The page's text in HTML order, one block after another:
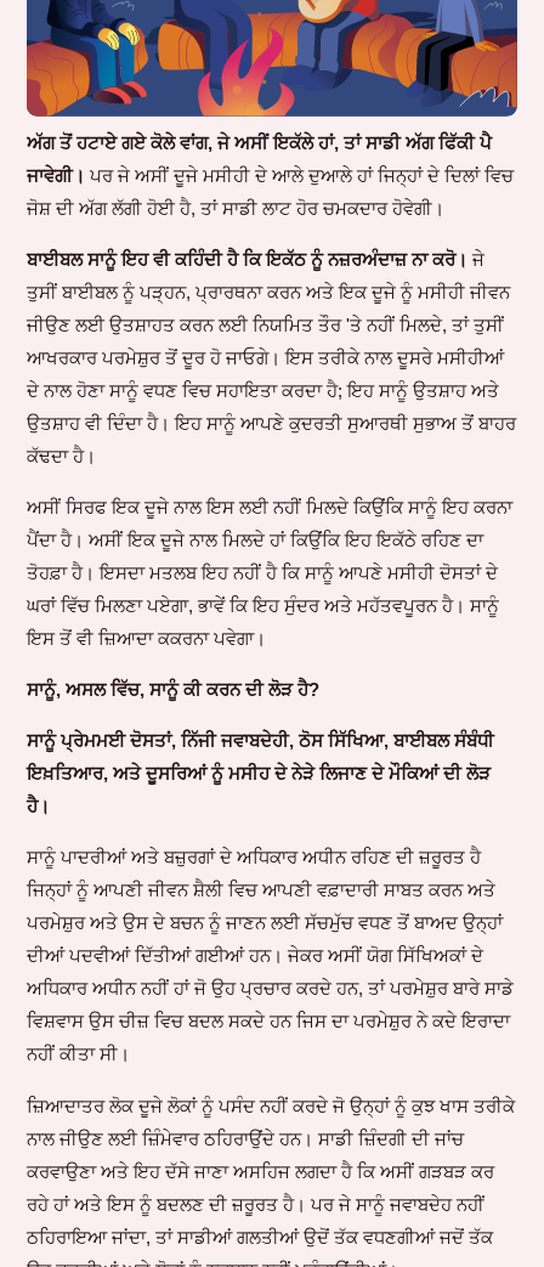
ਅੱਗ ਤੋਂ ਹਟਾਏ ਗਏ ਕੋਲੇ ਵਾਂਗ, ਜੇ ਅਸੀਂ ਇਕੱਲੇ ਹਾਂ, ਤਾਂ ਸਾਡੀ ਅੱਗ ਫਿੱਕੀ ਪੈ
ਜਾਵੇਗੀ।ਪਰ ਜੇ ਅਸੀਂ ਦੂਜੇ ਮਸੀਹੀ ਦੇ ਆਲੇ ਦੁਆਲੇ ਹਾਂ ਜਿਨ੍ਹਾਂ ਦੇ ਦਿਲਾਂ ਵਿਚ
ਜੋਸ਼ ਦੀ ਅੱਗ ਲੱਗੀ ਹੋਈ ਹੈ, ਤਾਂ ਸਾਡੀ ਲਾਟ ਹੋਰ ਚਮਕਦਾਰ ਹੋਵੇਗੀ।
ਬਾਈਬਲ ਸਾਨੂੰ ਇਹ ਵੀ ਕਹਿੰਦੀ ਹੈ ਕਿ ਇਕੱਠ ਨੂੰ ਨਜ਼ਰਅੰਦਾਜ਼ ਨਾ ਕਰੋ। ਜੇ
ਤੁਸੀਂ ਬਾਈਬਲ ਨੂੰ ਪੜ੍ਹਨ, ਪ੍ਰਾਰਥਨਾ ਕਰਨ ਅਤੇ ਇਕ ਦੂਜੇ ਨੂੰ ਮਸੀਹੀ ਜੀਵਨ
ਜੀਉਣ ਲਈ ਉਤਸ਼ਾਹਤ ਕਰਨ ਲਈ ਨਿਯਮਿਤ ਤੌਰ 'ਤੇ ਨਹੀਂ ਮਿਲਦੇ, ਤਾਂ ਤੁਸੀਂ
ਆਖਰਕਾਰ ਪਰਮੇਸ਼ੁਰ ਤੋਂ ਦੂਰ ਹੋ ਜਾਓਗੇ। ਇਸ ਤਰੀਕੇ ਨਾਲ ਦੂਸਰੇ ਮਸੀਹੀਆਂ
ਦੇ ਨਾਲ ਹੋਣਾ ਸਾਨੂੰ ਵਧਣ ਵਿਚ ਸਹਾਇਤਾ ਕਰਦਾ ਹੈ; ਇਹ ਸਾਨੂੰ ਉਤਸ਼ਾਹ ਅਤੇ
ਉਤਸ਼ਾਹ ਵੀ ਦਿੰਦਾ ਹੈ। ਇਹ ਸਾਨੂੰ ਆਪਣੇ ਕੁਦਰਤੀ ਸੁਆਰਥੀ ਸੁਭਾਅ ਤੋਂ ਬਾਹਰ
ਕੱਢਦਾ ਹੈ।
ਅਸੀਂ ਸਿਰਫ ਇਕ ਦੂਜੇ ਨਾਲ ਇਸ ਲਈ ਨਹੀਂ ਮਿਲਦੇ ਕਿਉਂਕਿ ਸਾਨੂੰ ਇਹ ਕਰਨਾ
ਪੈਂਦਾ ਹੈ। ਅਸੀਂ ਇਕ ਦੂਜੇ ਨਾਲ ਮਿਲਦੇ ਹਾਂ ਕਿਉਂਕਿ ਇਹ ਇਕੱਠੇ ਰਹਿਣ ਦਾ
ਤੋਹਫ਼ਾ ਹੈ। ਇਸਦਾ ਮਤਲਬ ਇਹ ਨਹੀਂ ਹੈ ਕਿ ਸਾਨੂੰ ਆਪਣੇ ਮਸੀਹੀ ਦੋਸਤਾਂ ਦੇ
ਘਰਾਂ ਵਿੱਚ ਮਿਲਣਾ ਪਏਗਾ, ਭਾਵੇਂ ਕਿ ਇਹ ਸੁੰਦਰ ਅਤੇ ਮਹੱਤਵਪੂਰਨ ਹੈ। ਸਾਨੂੰ
ਇਸ ਤੋਂ ਵੀ ਜ਼ਿਆਦਾ ਕਕਰਨਾ ਪਵੇਗਾ।
ਸਾਨੂੰ, ਅਸਲ ਵਿੱਚ, ਸਾਨੂੰ ਕੀ ਕਰਨ ਦੀ ਲੋੜ ਹੈ?
ਸਾਨੂੰ ਪ੍ਰੇਮਮਈ ਦੋਸਤਾਂ, ਨਿੱਜੀ ਜਵਾਬਦੇਹੀ, ਠੋਸ ਸਿੱਖਿਆ, ਬਾਈਬਲ ਸੰਬੰਧੀ
ਇਖ਼ਤਿਆਰ, ਅਤੇ ਦੂਸਰਿਆਂ ਨੂੰ ਮਸੀਹ ਦੇ ਨੇੜੇ ਲਿਜਾਣ ਦੇ ਮੌਕਿਆਂ ਦੀ ਲੋੜ
ਹੈ।
ਸਾਨੂੰ ਪਾਦਰੀਆਂ ਅਤੇ ਬਜ਼ੁਰਗਾਂ ਦੇ ਅਧਿਕਾਰ ਅਧੀਨ ਰਹਿਣ ਦੀ ਜ਼ਰੂਰਤ ਹੈ
ਜਿਨ੍ਹਾਂ ਨੂੰ ਆਪਣੀ ਜੀਵਨ ਸ਼ੈਲੀ ਵਿਚ ਆਪਣੀ ਵਫ਼ਾਦਾਰੀ ਸਾਬਤ ਕਰਨ ਅਤੇ
ਪਰਮੇਸ਼ੁਰ ਅਤੇ ਉਸ ਦੇ ਬਚਨ ਨੂੰ ਜਾਣਨ ਲਈ ਸੱਚਮੁੱਚ ਵਧਣ ਤੋਂ ਬਾਅਦ ਉਨ੍ਹਾਂ
ਦੀਆਂ ਪਦਵੀਆਂ ਦਿੱਤੀਆਂ ਗਈਆਂ ਹਨ। ਜੇਕਰ ਅਸੀਂ ਯੋਗ ਸਿੱਖਿਅਕਾਂ ਦੇ
ਅਧਿਕਾਰ ਅਧੀਨ ਨਹੀਂ ਹਾਂ ਜੋ ਉਹ ਪ੍ਰਚਾਰ ਕਰਦੇ ਹਨ, ਤਾਂ ਪਰਮੇਸ਼ੁਰ ਬਾਰੇ ਸਾਡੇ
ਵਿਸ਼ਵਾਸ ਉਸ ਚੀਜ਼ ਵਿਚ ਬਦਲ ਸਕਦੇ ਹਨ ਜਿਸ ਦਾ ਪਰਮੇਸ਼ੁਰ ਨੇ ਕਦੇ ਇਰਾਦਾ
ਨਹੀਂ ਕੀਤਾ ਸੀ।
ਜ਼ਿਆਦਾਤਰ ਲੋਕ ਦੂਜੇ ਲੋਕਾਂ ਨੂੰ ਪਸੰਦ ਨਹੀਂ ਕਰਦੇ ਜੋ ਉਨ੍ਹਾਂ ਨੂੰ ਕੁਝ ਖਾਸ ਤਰੀਕੇ
ਨਾਲ ਜੀਉਣ ਲਈ ਜ਼ਿੰਮੇਵਾਰ ਠਹਿਰਾਉਂਦੇ ਹਨ। ਸਾਡੀ ਜ਼ਿੰਦਗੀ ਦੀ ਜਾਂਚ
ਕਰਵਾਉਣਾ ਅਤੇ ਇਹ ਦੱਸੇ ਜਾਣਾ ਅਸਹਿਜ ਲਗਦਾ ਹੈ ਕਿ ਅਸੀਂ ਗੜਬੜ ਕਰ
ਰਹੇ ਹਾਂ ਅਤੇ ਇਸ ਨੂੰ ਬਦਲਣ ਦੀ ਜ਼ਰੂਰਤ ਹੈ। ਪਰ ਜੇ ਸਾਨੂੰ ਜਵਾਬਦੇਹ ਨਹੀਂ
ਠਹਿਰਾਇਆ ਜਾਂਦਾ, ਤਾਂ ਸਾਡੀਆਂ ਗਲਤੀਆਂ ਉਦੋਂ ਤੱਕ ਵਧਣਗੀਆਂ ਜਦੋਂ ਤੱਕ